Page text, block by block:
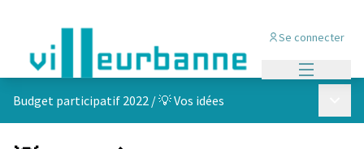
Se connecter
Budget participatif 2022 /💡 Vos idées